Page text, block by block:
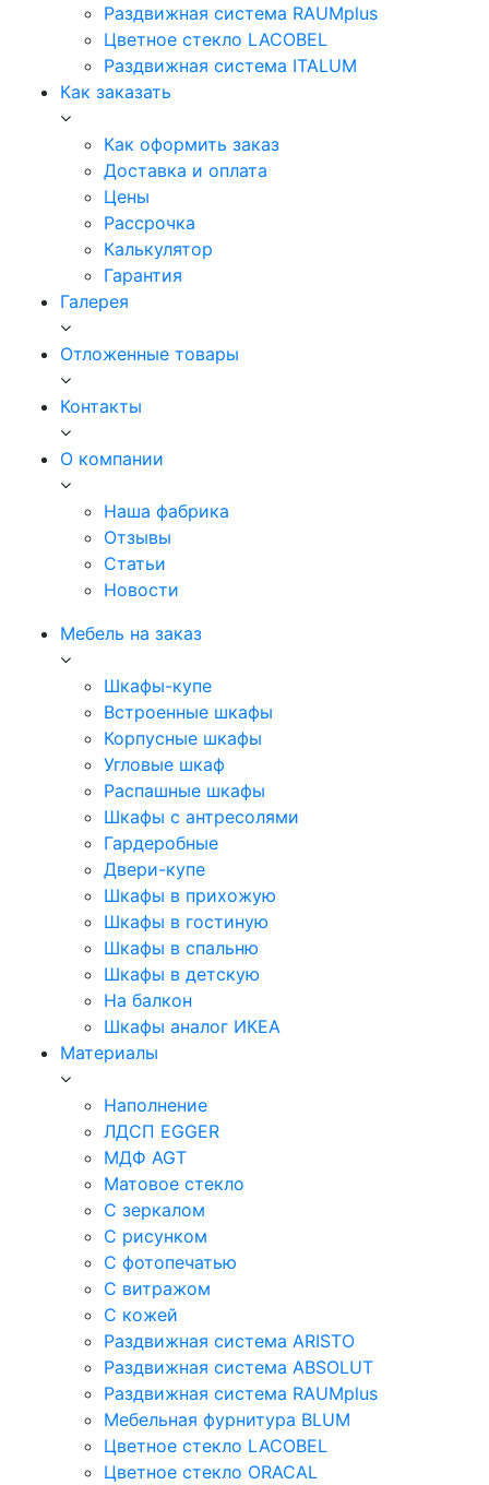
Раздвижная система RAUMplus
Цветное стекло LACOBEL
Раздвижная система ITALUM
Как заказать
Как оформить заказ
Доставка и оплата
Цены
Рассрочка
Калькулятор
Гарантия
Галерея
Отложенные товары
Контакты
О компании
Наша фабрика
Отзывы
Статьи
Новости
Мебель на заказ
Шкафы-купе
Встроенные шкафы
Корпусные шкафы
Угловые шкаф
Распашные шкафы
Шкафы с антресолями
Гардеробные
Двери-купе
Шкафы в прихожую
Шкафы в гостиную
Шкафы в спальню
Шкафы в детскую
На балкон
Шкафы аналог ИКЕА
Материалы
Наполнение
ЛДСП EGGER
МДФ AGT
Матовое стекло
С зеркалом
С рисунком
С фотопечатью
С витражом
С кожей
Раздвижная система ARISTO
Раздвижная система ABSOLUT
Раздвижная система RAUMplus
Мебельная фурнитура BLUM
Цветное стекло LACOBEL
Цветное стекло ORACAL